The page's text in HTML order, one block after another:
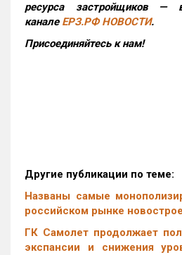
ресурса застройщиков —
канале ЕРЗ.РФ НОВОСТИ.
Присоединяйтесь к нам!
Другие публикации по теме:
Названы самые
российском рынке
ГК Самолет продолжает
экспансии и снижения